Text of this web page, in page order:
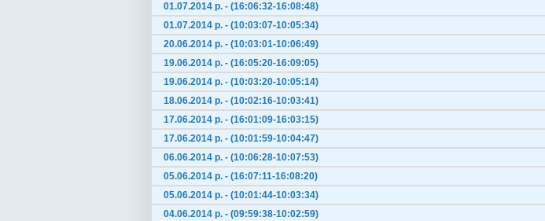
01.07.2014 р. - (16:06:32-16:08:48)
01.07.2014 р. - (10:03:07-10:05:34)
20.06.2014 р. - (10:03:01-10:06:49)
19.06.2014 р. - (16:05:20-16:09:05)
19.06.2014 р. - (10:03:20-10:05:14)
18.06.2014 р. - (10:02:16-10:03:41)
17.06.2014 р. - (16:01:09-16:03:15)
17.06.2014 р. - (10:01:59-10:04:47)
06.06.2014 р. - (10:06:28-10:07:53)
05.06.2014 р. - (16:07:11-16:08:20)
05.06.2014 р. - (10:01:44-10:03:34)
04.06.2014 р. - (09:59:38-10:02:59)